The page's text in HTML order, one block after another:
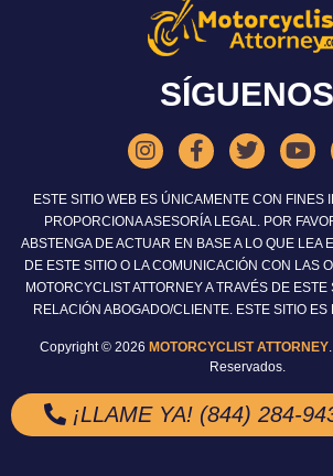
SÍGUENOS
ESTE SITIO WEB ES ÚNICAMENTE CON FINES
PROPORCIONA ASESORÍA LEGAL. POR
ABSTENGA DE ACTUAR EN BASE A LO QUE LEA
DE ESTE SITIO O LA COMUNICACIÓN CON LAS
MOTORCYCLIST ATTORNEY A TRAVÉS DE
RELACIÓN ABOGADO/CLIENTE. ESTE SITIO ES
Copyright © 2026 MOTORCYCLIST ATTORNEY
Reservados.
¡LLAME YA! (844) 284-